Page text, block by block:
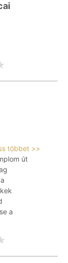
többet >>
út
a